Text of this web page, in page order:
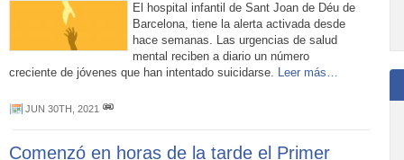
El hospital infantil de Sant Joan de Déu de
Barcelona, tiene la alerta activada desde
hace semanas. Las urgencias de salud
mental reciben a diario un número
creciente de jóvenes que han intentado suicidarse. Leer más…
JUN 30TH, 2021
Comenzó en horas de la tarde el Primer